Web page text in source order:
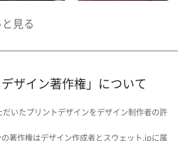
ザイン著作権」について
いたプリントデザインをデザイン制作者の許
著作権はデザイン作成者とスウェット.jpに属